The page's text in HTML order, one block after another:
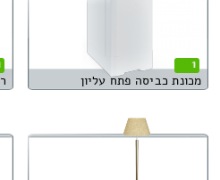
1
מכונת כביסה פתח עליון